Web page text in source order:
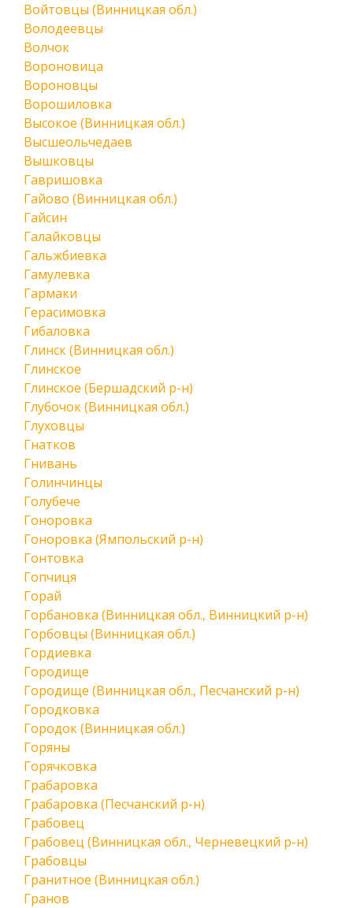
Войтовцы (Винницкая обл.)
Володеевцы
Волчок
Вороновица
Вороновцы
Ворошиловка
Высокое (Винницкая обл.)
Высшеольчедаев
Вышковцы
Гавришовка
Гайово (Винницкая обл.)
Гайсин
Галайковцы
Гальжбиевка
Гамулевка
Гармаки
Герасимовка
Гибаловка
Глинск (Винницкая обл.)
Глинское
Глинское (Бершадский р-н)
Глубочок (Винницкая обл.)
Глуховцы
Гнатков
Гнивань
Голинчинцы
Голубече
Гоноровка
Гоноровка (Ямпольский р-н)
Гонтовка
Гопчиця
Горай
Горбановка (Винницкая обл., Винницкий р-н)
Горбовцы (Винницкая обл.)
Гордиевка
Городище
Городище (Винницкая обл., Песчанский р-н)
Городковка
Городок (Винницкая обл.)
Горяны
Горячковка
Грабаровка
Грабаровка (Песчанский р-н)
Грабовец
Грабовец (Винницкая обл., Черневецкий р-н)
Грабовцы
Гранитное (Винницкая обл.)
Гранов